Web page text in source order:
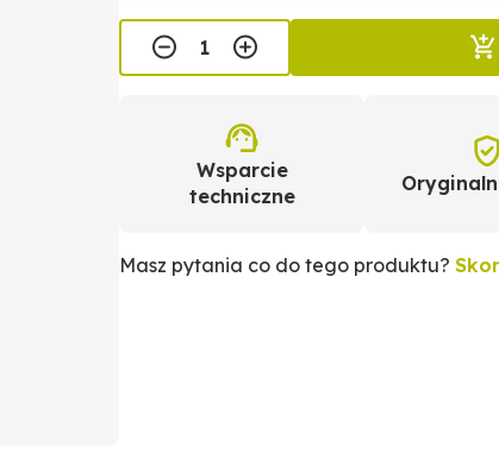
Wsparcie
techniczne
Masz pytania co do tego produktu?